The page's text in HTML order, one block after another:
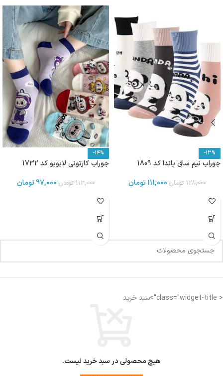
-13%
جوراب نیم ساق پاندا کد 1809
128,000 تومان 111,000تومان
-14%
جوراب کارتونی لابوبو کد 1732
113,000 تومان97,000 تومان
< class="widget-title">سبد خرید
هیچ محصولی در سبد خرید نیست.